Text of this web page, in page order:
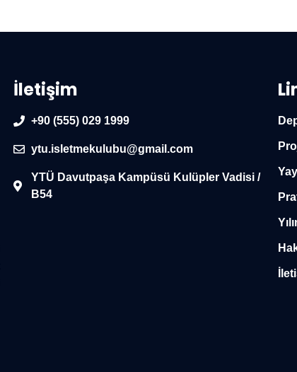
İletişim
+90 (555) 029 1999
ytu.isletmekulubu@gmail.com
YTÜ Davutpaşa Kampüsü Kulüpler Vadisi /
B54